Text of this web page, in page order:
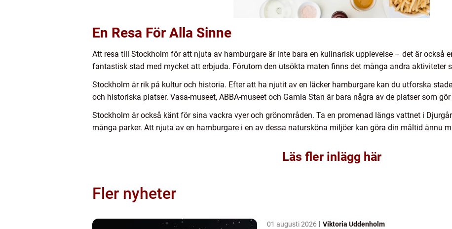
En Resa För Alla Sinne
Att resa till Stockholm för att njuta av hamburgare är inte bara en kulinarisk upplevelse – det är också
fantastisk stad med mycket att erbjuda. Förutom den utsökta maten finns det många andra aktiviteter
Stockholm är rik på kultur och historia. Efter att ha njutit av en läcker hamburgare kan du utforska
och historiska platser. Vasa-museet, ABBA-museet och Gamla Stan är bara några av de platser som
Stockholm är också känt för sina vackra vyer och grönområden. Ta en promenad längs vattnet i
många parker. Att njuta av en hamburgare i en av dessa natursköna miljöer kan göra din måltid ännu
Läs fler inlägg här
Fler nyheter
01 augusti 2026 Viktoria Uddenholm